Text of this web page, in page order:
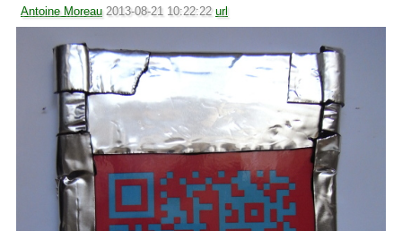
Antoine Moreau 2013-08-21 10:22:22 url